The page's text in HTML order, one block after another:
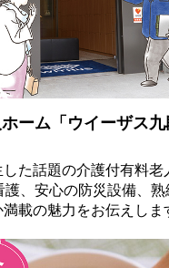
ーム「ウイーザス
た話題の介護付有料老
、安心の防災設備、熟
載の魅力をお伝えしま